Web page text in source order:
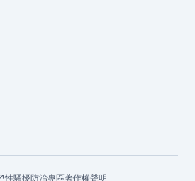
性騷擾防治專區著作權聲明